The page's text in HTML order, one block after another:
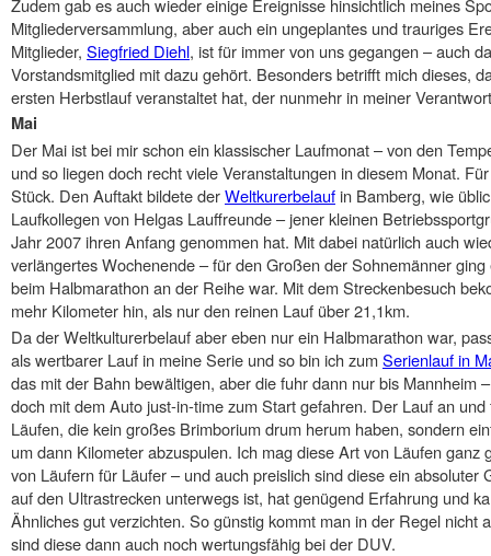
Zudem gab es auch wieder einige Ereignisse hinsichtlich meines
Mitgliederversammlung, aber auch ein ungeplantes und trauriges
Mitglieder, Siegfried Diehl, ist für immer von uns gegangen – auch
Vorstandsmitglied mit dazu gehört. Besonders betrifft mich dieses,
ersten Herbstlauf veranstaltet hat, der nunmehr in meiner
Mai
Der Mai ist bei mir schon ein klassischer Laufmonat – von den
und so liegen doch recht viele Veranstaltungen in diesem Monat.
Stück. Den Auftakt bildete derWeltkurerbelaufin Bamberg, wie
Laufkollegen von Helgas Lauffreunde – jener kleinen
Jahr 2007 ihren Anfang genommen hat. Mit dabei natürlich auch
verlängertes Wochenende – für den Großen der Sohnemänner
beim Halbmarathon an der Reihe war. Mit dem Streckenbesuch
mehr Kilometer hin, als nur den reinen Lauf über 21,1km.
Da der Weltkulturerbelauf aber eben nur ein Halbmarathon war,
als wertbarer Lauf in meine Serie und so bin ich zumSerienlauf in
das mit der Bahn bewältigen, aber die fuhr dann nur bis Mannheim
doch mit dem Auto just-in-time zum Start gefahren. Der Lauf an
Läufen, die kein großes Brimborium drum herum haben, sondern
um dann Kilometer abzuspulen. Ich mag diese Art von Läufen ganz
von Läufern für Läufer – und auch preislich sind diese ein absoluter
auf den Ultrastrecken unterwegs ist, hat genügend Erfahrung und
Ähnliches gut verzichten. So günstig kommt man in der Regel nicht
sind diese dann auch noch wertungsfähig bei der DUV.